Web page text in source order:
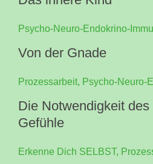
Psycho-Neuro-Endokrino-
Von der Gnade
Prozessarbeit, Psycho-Neuro-
Die Notwendigkeit
Gefühle
Erkenne Dich SELBST,